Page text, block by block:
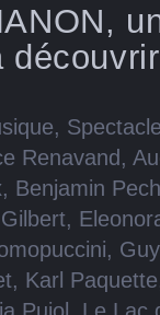
,
Renavand,
, Benjamin Pech
,
,
, Karl Paquette